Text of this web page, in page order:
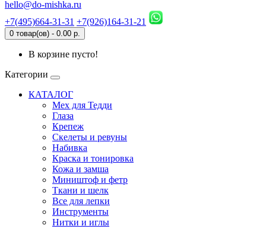
hello@do-mishka.ru
+7(495)664-31-31 +7(926)164-31-21
0 товар(ов) - 0.00 р.
В корзине пусто!
Категории
КАТАЛОГ
Мех для Тедди
Глаза
Крепеж
Скелеты и ревуны
Набивка
Краска и тонировка
Кожа и замша
Миништоф и фетр
Ткани и шелк
Все для лепки
Инструменты
Нитки и иглы